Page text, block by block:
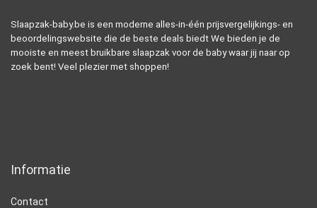
Slaapzak-baby.be is een moderne alles-in-één prijsvergelijkings- en
beoordelingswebsite die de beste deals biedt We bieden je de
mooiste en meest bruikbare slaapzak voor de baby waar jij naar op
zoek bent! Veel plezier met shoppen!
Informatie
Contact